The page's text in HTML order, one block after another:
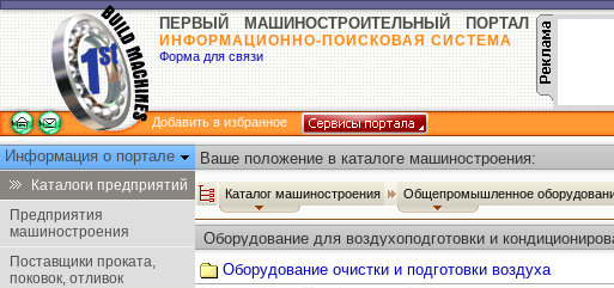
ПЕРВЫЙ МАШИНОСТРОИТЕЛЬНЫЙ ПОРТАЛ
ИНФОРМАЦИОННО-ПОИСКОВАЯ СИСТЕМА
Форма для связи
Добавить в избранное
Информация о портале
Каталоги предприятий
Предприятия
машиностроения
Поставщики проката,
поковок, отливок
Ваше положение в каталоге машиностроения:
Каталог машиностроения Общепромышленное
Оборудование для воздухоподготовки и
Оборудование очистки и подготовки воздуха